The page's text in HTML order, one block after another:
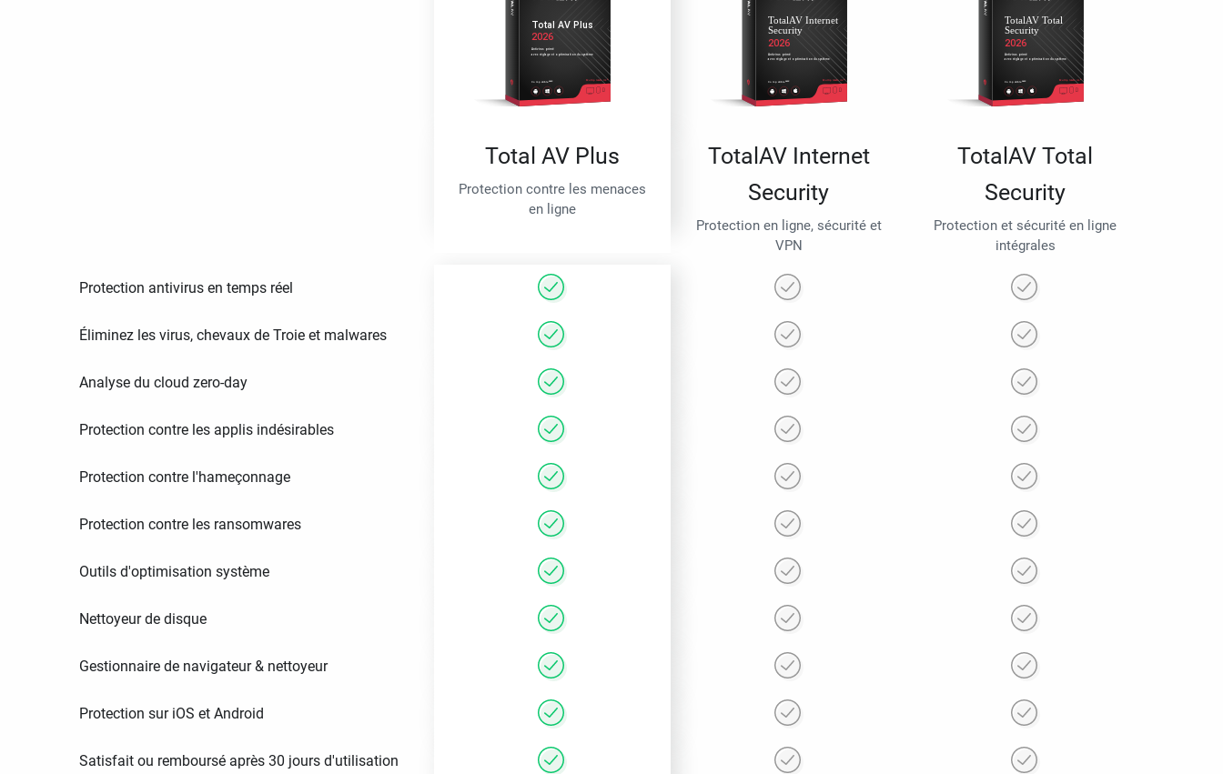
Total AV Plus
Protection contre les menaces
en ligne
TotalAV Internet
Security
Protection en ligne, sécurité et
VPN
TotalAV Total
Security
Protection et sécurité en ligne
intégrales
Protection antivirus en temps réel
Éliminez les virus, chevaux de Troie et malwares
Analyse du cloud zero-day
Protection contre les applis indésirables
Protection contre l'hameçonnage
Protection contre les ransomwares
Outils d'optimisation système
Nettoyeur de disque
Gestionnaire de navigateur & nettoyeur
Protection sur iOS et Android
Satisfait ou remboursé après 30 jours d'utilisation